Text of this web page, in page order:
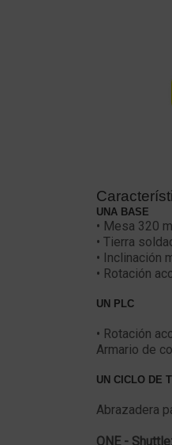
UNA BASE
• Mesa 320
• Tierra
• Inclinación
• Rotación
UN PLC
• Rotación
Armario de
UN CICLO DE
Abrazadera
ONE - Shuttle: